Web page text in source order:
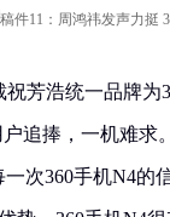
祝芳浩统一品牌
追捧，一机难求
次360手机N4